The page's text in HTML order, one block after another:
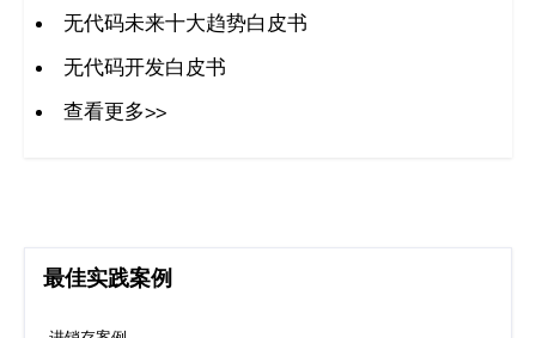
代
码
案
皮
无代码未来十大趋势白皮书
无代码开发白皮书
查看更多>>
最佳实践案例